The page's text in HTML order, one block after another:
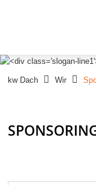
kw Dach  Wir 